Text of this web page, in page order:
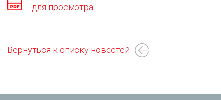
для просмотра
Вернуться к списку новостей